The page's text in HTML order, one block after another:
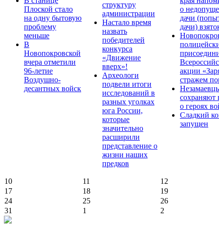
Плоской стало
на одну бытовую
проблему
меньше
В
Новопокровской
вчера отметили
96-летие
Воздушно-
десантных войск
структуру
администрации
Настало время
назвать
победителей
конкурса
«Движение
вверх»!
Археологи
подвели итоги
исследований в
разных уголках
юга России,
которые
значительно
расширили
представление о
жизни наших
предков
о
дачи
дачи)
акции
стражем
сохраняют
о героях
Сладкий
запущен
10 11
12
17
18
19
24
25
26
31
1 2